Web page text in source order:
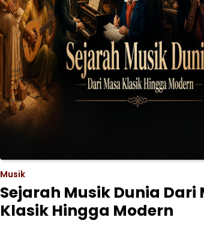
Musik
Sejarah Musik Dunia Dari
Klasik Hingga Modern